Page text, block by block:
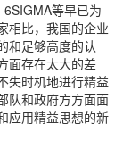
等早已为
相比，我国的企业
和足够高度的认
面存在太大的差
失时机地进行精益
队和政府方方面面
应用精益思想的新